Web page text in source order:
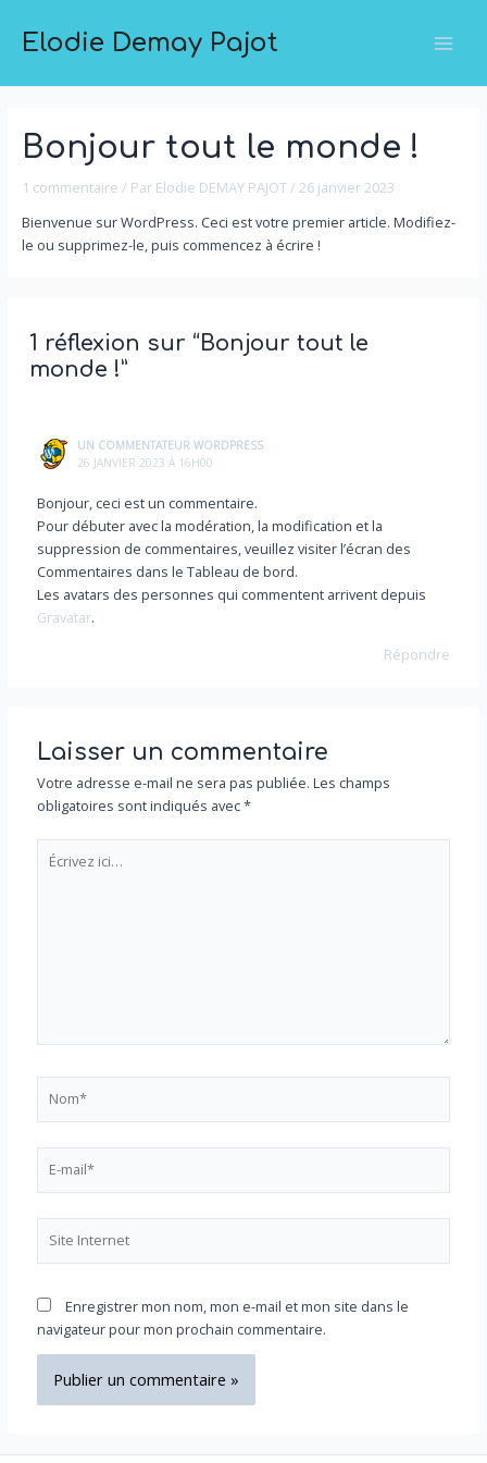
Elodie Demay Pajot
Bonjour tout le monde !
1 commentaire / Par Elodie DEMAY PAJOT/ 26 janvier 2023
Bienvenue sur WordPress. Ceci est votre premier article. Modifiez-
le ou supprimez-le, puis commencez à écrire !
1 réflexion sur “Bonjour tout le
monde !”
UN COMMENTATEUR WORDPRESS
26 JANVIER 2023 À 16H00
Bonjour, ceci est un commentaire.
Pour débuter avec la modération, la modification et la
suppression de commentaires, veuillez visiter l’écran des
Commentaires dans le Tableau de bord.
Les avatars des personnes qui commentent arrivent depuis
Gravatar.
Répondre
Laisser un commentaire
Votre adresse e-mail ne sera pas publiée. Les champs
obligatoires sont indiqués avec*
Enregistrer mon nom, mon e-mail et mon site dans le
navigateur pour mon prochain commentaire.